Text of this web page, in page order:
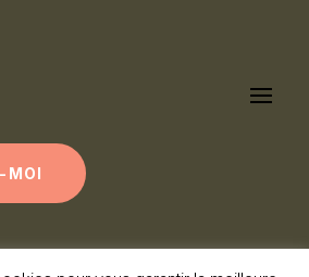
MOI